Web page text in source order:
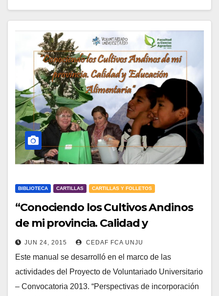
BIBLIOTECA CARTILLAS CARTILLAS Y FOLLETOS
“Conociendo los Cultivos Andinos
de mi provincia. Calidad y
Educación Alimentaria”
JUN 24, 2015 CEDAF FCA UNJU
Este manual se desarrolló en el marco de las
actividades del Proyecto de Voluntariado Universitario
– Convocatoria 2013. “Perspectivas de incorporación